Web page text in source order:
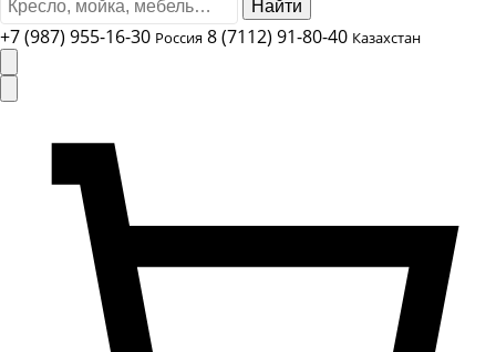
Найти
+7 (987) 955-16-30 Россия 8 (7112) 91-80-40 Казахстан